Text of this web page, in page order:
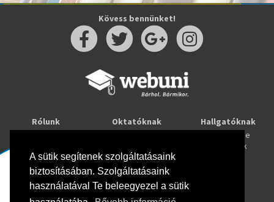
A sütik segítenek szolgáltatásaink
biztosításában. Szolgáltatásaink
használatával Te beleegyezel a sütik
Kövess bennünket!
Rólunk
Oktatóknak
Webuni Stúdió
Hallgatóknak
Tanulj online
Képzések
Info
Adatkezelési tájékoztató
ÁSZF